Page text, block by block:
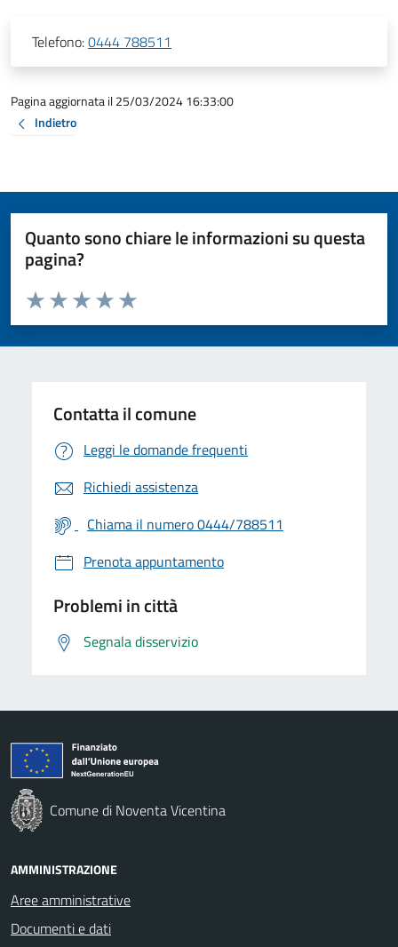
Telefono:0444 788511
Pagina aggiornata il 25/03/2024 16:33:00
Indietro
Quanto sono chiare le informazioni su questa
pagina?
Valuta da 1 a 5 stelle la pagina
Valuta 5 stelle su 5
Valuta 4 stelle su 5
Valuta 3 stelle su 5
Valuta 2 stelle su 5
Valuta 1 stelle su 5
Contatta il comune
Leggi le domande frequenti
Richiedi assistenza
Chiama il numero 0444/788511
Prenota appuntamento
Problemi in città
Segnala disservizio
Comune di Noventa Vicentina
AMMINISTRAZIONE
Aree amministrative
Documenti e dati